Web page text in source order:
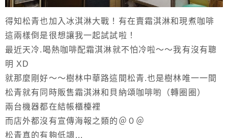
得知松青也加入冰淇淋大戰！有在賣霜淇淋和現煮咖啡
這兩樣倒是很想讓我一起試試啦！
最近天冷.喝熱咖啡配霜淇淋就不怕冷啦～～我有沒有聰
明 XD
就那麼剛好～～樹林中華路這間松青.也是樹林唯一一間
松青就有同時販售霜淇淋和貝納頌咖啡喲（轉圈圈）
兩台機器都在結帳櫃檯裡
而店外都沒有宣傳海報之類的＠０＠
松青真的有夠低調…